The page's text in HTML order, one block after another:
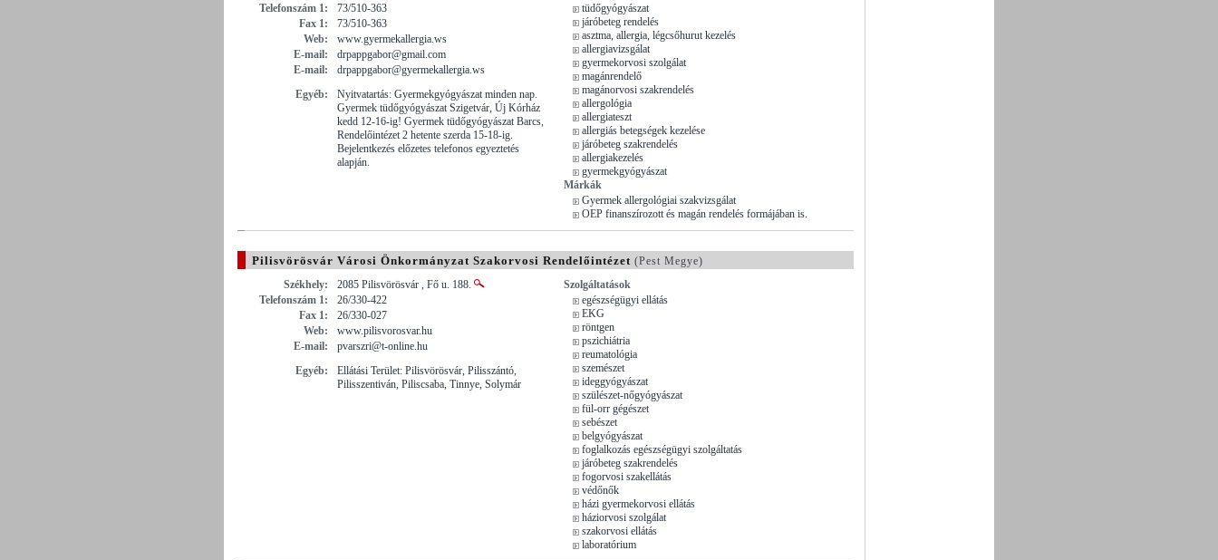
Telefonszám 1:
73/510-363
Fax 1:
73/510-363
Web:
www.gyermekallergia.ws
E-mail:
drpappgabor@gmail.com
E-mail:
drpappgabor@gyermekallergia.ws
Egyéb:
Nyitvatartás: Gyermekgyógyászat minden nap.
Gyermek tüdőgyógyászat Szigetvár, Új Kórház
kedd 12-16-ig! Gyermek tüdőgyógyászat Barcs,
Rendelőintézet 2 hetente szerda 15-18-ig.
Bejelentkezés előzetes telefonos egyeztetés
alapján.
tüdőgyógyászat
járóbeteg rendelés
asztma, allergia, légcsőhurut kezelés
allergiavizsgálat
gyermekorvosi szolgálat
magánrendelő
magánorvosi szakrendelés
allergológia
allergiateszt
allergiás betegségek kezelése
járóbeteg szakrendelés
allergiakezelés
gyermekgyógyászat
Márkák
Gyermek allergológiai szakvizsgálat
OEP finanszírozott és magán rendelés formájában is.
Pilisvörösvár Városi Önkormányzat Szakorvosi Rendelőintézet (Pest Megye)
Székhely:
2085 Pilisvörösvár , Fő u. 188.
Telefonszám 1:
26/330-422
Fax 1:
26/330-027
Web:
www.pilisvorosvar.hu
E-mail:
pvarszri@t-online.hu
Egyéb:
Ellátási Terület: Pilisvörösvár, Pilisszántó,
Pilisszentiván, Piliscsaba, Tinnye, Solymár
Szolgáltatások
egészségügyi ellátás
EKG
röntgen
pszichiátria
reumatológia
szemészet
ideggyógyászat
szülészet-nőgyógyászat
fül-orr gégészet
sebészet
belgyógyászat
foglalkozás egészségügyi szolgáltatás
járóbeteg szakrendelés
fogorvosi szakellátás
védőnők
házi gyermekorvosi ellátás
háziorvosi szolgálat
szakorvosi ellátás
laboratórium